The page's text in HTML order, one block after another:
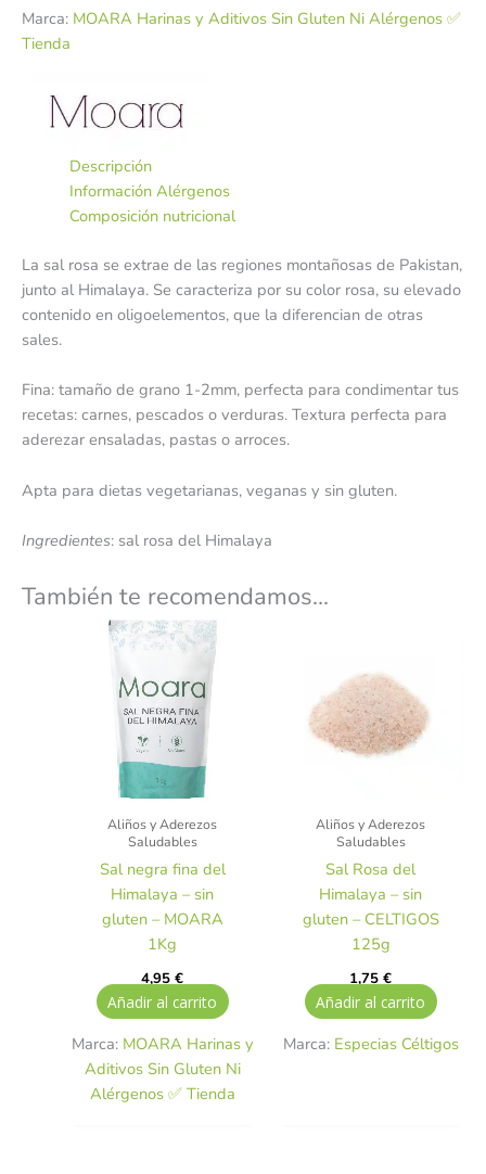
Marca: MOARA Harinas y Aditivos Sin Gluten Ni Alérgenos ✅
Tienda
Descripción
Información Alérgenos
Composición nutricional
La sal rosa se extrae de las regiones montañosas de Pakistan,
junto al Himalaya. Se caracteriza por su color rosa, su elevado
contenido en oligoelementos, que la diferencian de otras
sales.
Fina: tamaño de grano 1-2mm, perfecta para condimentar tus
recetas: carnes, pescados o verduras. Textura perfecta para
aderezar ensaladas, pastas o arroces.
Apta para dietas vegetarianas, veganas y sin gluten.
Ingredientes: sal rosa del Himalaya
También te recomendamos…
Aliños y Aderezos
Saludables
Sal negra fina del
Himalaya – sin
gluten – MOARA
1Kg
4,95€
Añadir al carrito
Marca: MOARA Harinas y
Aditivos Sin Gluten Ni
Alérgenos ✅ Tienda
Aliños y Aderezos
Saludables
Sal Rosa del
Himalaya – sin
gluten – CELTIGOS
125g
1,75€
Añadir al carrito
Marca: Especias Céltigos